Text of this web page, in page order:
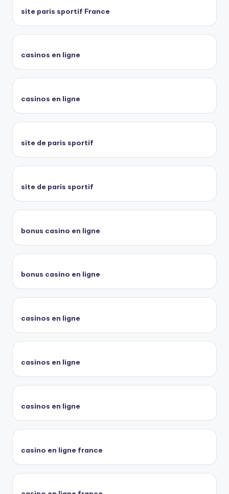
site paris sportif France
casinos en ligne
casinos en ligne
site de paris sportif
site de paris sportif
bonus casino en ligne
bonus casino en ligne
casinos en ligne
casinos en ligne
casinos en ligne
casino en ligne france